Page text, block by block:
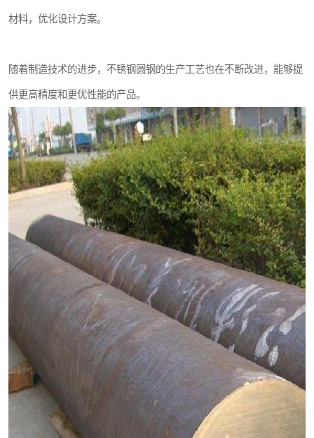
材料，优化设计方案。
随着制造技术的进步，不锈钢圆钢的生产工艺也在不断改进，能够提
供更高精度和更优性能的产品。